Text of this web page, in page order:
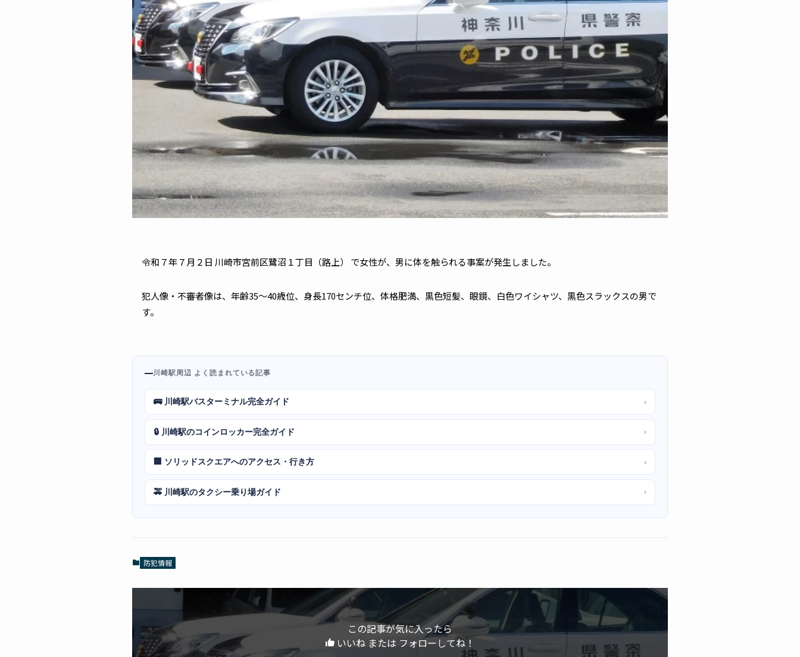
令和７年７月２日 川崎市宮前区鷺沼１丁目（路上） で女性が、男に体を触られる事案が発生しました。
犯人像・不審者像は、年齢35～40歳位、身長170センチ位、体格肥満、黒色短髪、眼鏡、白色ワイシャツ、黒色スラックスの男で
す。
川崎駅周辺 よく読まれている記事
🚌 川崎駅バスターミナル完全ガイド ›
🔒 川崎駅のコインロッカー完全ガイド ›
🏢 ソリッドスクエアへのアクセス・行き方 ›
🚕 川崎駅のタクシー乗り場ガイド ›
防犯情報
この記事が気に入ったら
いいね または フォローしてね！